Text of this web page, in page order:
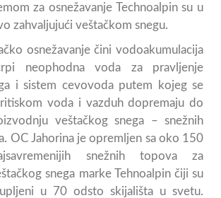
za osnežavanje Technoalpin su u
zahvaljujući veštačkom snegu.
osnežavanje čini vodoakumulacija
neophodna voda za pravljenje
i sistem cevovoda putem kojeg se
voda i vazduh dopremaju do
veštačkog snega – snežnih
OC Jahorina je opremljen sa oko 150
snežnih topova za
snega marke Tehnoalpin čiji su
u 70 odsto skijališta u svetu.